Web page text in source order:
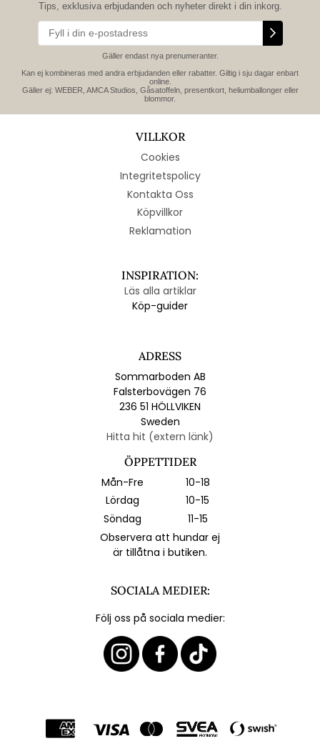
Tips, exklusiva erbjudanden och nyheter direkt i din inkorg.
Gäller endast nya prenumeranter.
Kan ej kombineras med andra erbjudanden eller rabatter. Giltig i sju dagar enbart
online.
Gäller ej: WEBER, AMCA Studios, Gåsatoffeln, presentkort, heliumballonger eller
blommor.
VILLKOR
Cookies
Integritetspolicy
Kontakta Oss
Köpvillkor
Reklamation
INSPIRATION:
Läs alla artiklar
Köp-guider
ADRESS
Sommarboden AB
Falsterbovägen 76
236 51 HÖLLVIKEN
Sweden
Hitta hit (extern länk)
ÖPPETTIDER
Mån-Fre
10-18
Lördag
10-15
Söndag
11-15
Observera att hundar ej
är tillåtna i butiken.
SOCIALA MEDIER:
Följ oss på sociala medier: